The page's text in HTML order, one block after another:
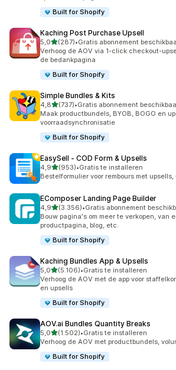
Built for Shopify
Kaching Post Purchase Upsell
5,0van 5 sterren
(287)
287 recensies in totaal
•Gratis abonnement
Verhoog de AOV via 1-click checkout-
de bedankpagina
Built for Shopify
Simple Bundles & Kits
4,8van 5 sterren
(737)
737 recensies in totaal
•Gratis abonnement
Maak productbundels, BYOB, BOGO en
voorraadsynchronisatie
Built for Shopify
EasySell ‑ COD Form & Upsells
4,9van 5 sterren
(953)
953 recensies in totaal
•Gratis te installeren
Bestelformulier voor rembours met
EComposer Landing Page Builder
4,9van 5 sterren
(3.356)
3356 recensies in totaal
•Gratis abonnement
Bouw pagina's om meer te verkopen, van
productpagina, blog, etc.
Built for Shopify
Kaching Bundles App & Upsells
5,0van 5 sterren
(5.106)
5106 recensies in totaal
•Gratis te installeren
Verhoog de AOV met de app voor
en upsells
Built for Shopify
AOV.ai Bundles Quantity Breaks
5,0van 5 sterren
(1.502)
1502 recensies in totaal
•Gratis te installeren
Verhoog de AOV met productbundels,
Built for Shopify